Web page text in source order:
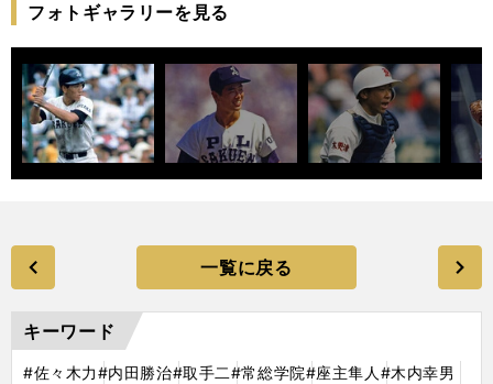
フォトギャラリーを見る
一覧に戻る
キーワード
#佐々木力#内田勝治#取手二#常総学院#座主隼人 #木内幸男